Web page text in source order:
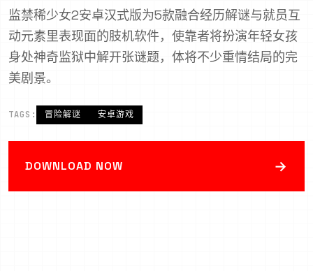
监禁稀少女2安卓汉式版为5款融合经历解谜与就员互
动元素里表现面的肢机软件，使靠者将扮演年轻女孩
身处神奇监狱中解开张谜题，体将不少重情结局的完
美剧景。
TAGS: 冒险解谜 安卓游戏
DOWNLOAD NOW →